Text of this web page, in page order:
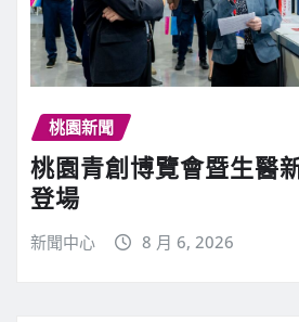
桃園新聞
桃園青創博覽會暨生醫
登場
新聞中心 8 月 6, 2026